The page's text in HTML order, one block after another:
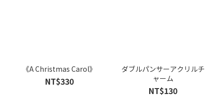
《A Christmas Carol》
NT$330
ダブルパンサーアクリルチ
ャーム
NT$130